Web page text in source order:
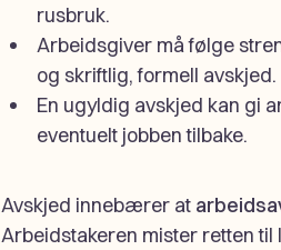
rusbruk.
Arbeidsgiver må følge
og skriftlig, formell avskjed.
En ugyldig avskjed kan gi
eventuelt jobben tilbake.
Avskjed innebærer at
Arbeidstakeren mister retten